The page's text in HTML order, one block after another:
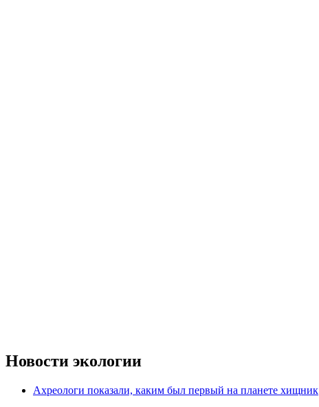
Новости экологии
Ахреологи показали, каким был первый на планете хищник